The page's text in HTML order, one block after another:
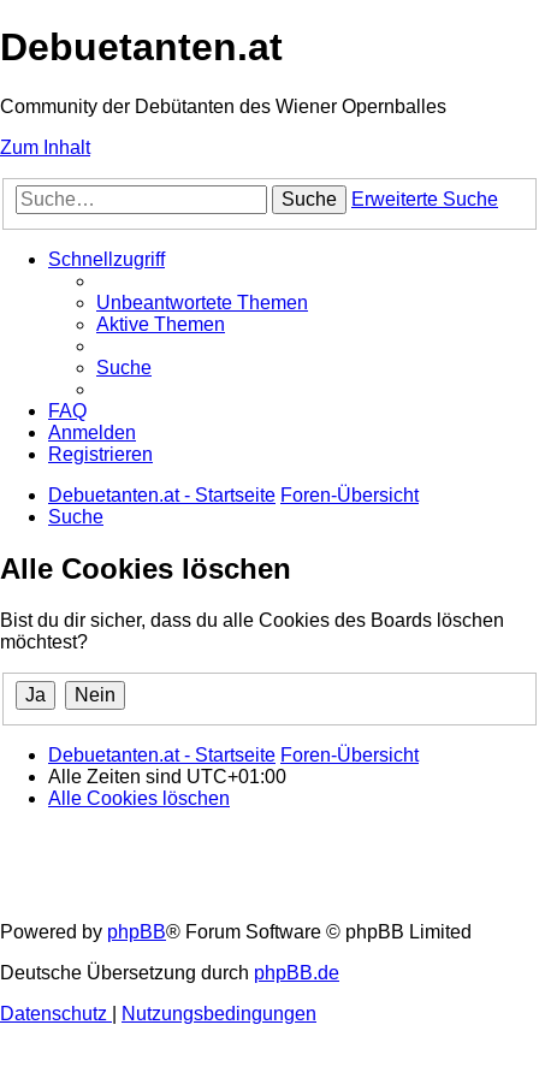
Debuetanten.at
Community der Debütanten des Wiener Opernballes
Zum Inhalt
Suche Erweiterte Suche
Schnellzugriff
Unbeantwortete Themen
Aktive Themen
Suche
FAQ
Anmelden
Registrieren
Debuetanten.at - Startseite Foren-Übersicht
Suche
Alle Cookies löschen
Bist du dir sicher, dass du alle Cookies des Boards löschen
möchtest?
Debuetanten.at - Startseite Foren-Übersicht
Alle Zeiten sind UTC+01:00
Alle Cookies löschen
Powered by phpBB® Forum Software © phpBB Limited
Deutsche Übersetzung durch phpBB.de
Datenschutz
Nutzungsbedingungen